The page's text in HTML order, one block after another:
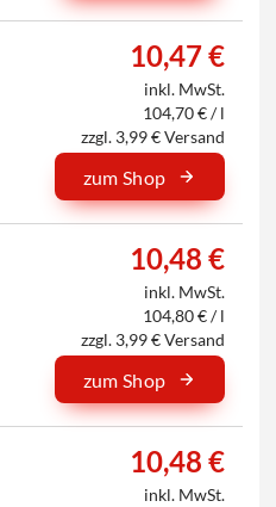
10,47 €
inkl. MwSt.
104,70 € / l
zzgl. 3,99 € Versand
zum Shop
10,48 €
inkl. MwSt.
104,80 € / l
zzgl. 3,99 € Versand
zum Shop
10,48 €
inkl. MwSt.